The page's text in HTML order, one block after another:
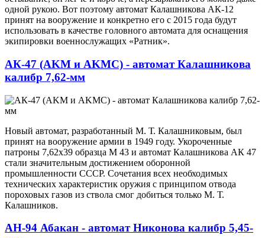
одной рукою. Вот поэтому автомат Калашникова АК-12
принят на вооружение и конкретно его с 2015 года будут
использовать в качестве головного автомата для оснащения
экипировки военнослужащих «Ратник».
АК-47 (AKM и AKMC) - автомат Калашникова
калибр 7,62-мм
Новый автомат, разработанный М. Т. Калашниковым, был
принят на вооружение армии в 1949 году. Укороченные
патроны 7,62x39 образца М 43 и автомат Калашникова АК 47
стали значительным достижением оборонной
промышленности СССР. Сочетания всех необходимых
технических характеристик оружия с принципом отвода
пороховых газов из ствола смог добиться только М. Т.
Калашников.
АН-94 Абакан - автомат Никонова калибр 5,45-